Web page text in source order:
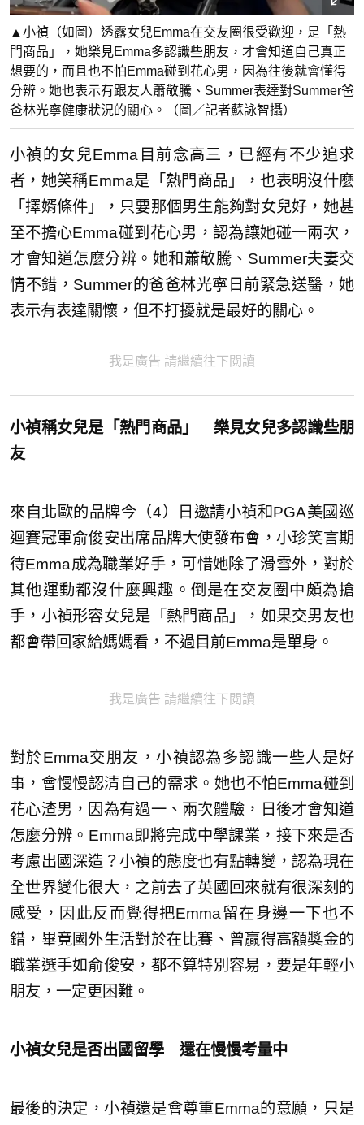
▲小禎（如圖）透露女兒Emma在交友圈很受歡迎，是「熱
門商品」，她樂見Emma多認識些朋友，才會知道自己真正
想要的，而且也不怕Emma碰到花心男，因為往後就會懂得
分辨。她也表示有跟友人蕭敬騰、Summer表達對Summer爸
爸林光寧健康狀況的關心。（圖／記者蘇詠智攝）
小禎的女兒Emma目前念高三，已經有不少追求
者，她笑稱Emma是「熱門商品」，也表明沒什麼
「擇婿條件」，只要那個男生能夠對女兒好，她甚
至不擔心Emma碰到花心男，認為讓她碰一兩次，
才會知道怎麼分辨。她和蕭敬騰、Summer夫妻交
情不錯，Summer的爸爸林光寧日前緊急送醫，她
表示有表達關懷，但不打擾就是最好的關心。
我是廣告 請繼續往下閱讀
小禎稱女兒是「熱門商品」 樂見女兒多認識些朋
友
來自北歐的品牌今（4）日邀請小禎和PGA美國巡
迴賽冠軍俞俊安出席品牌大使發布會，小珍笑言期
待Emma成為職業好手，可惜她除了滑雪外，對於
其他運動都沒什麼興趣。倒是在交友圈中頗為搶
手，小禎形容女兒是「熱門商品」，如果交男友也
都會帶回家給媽媽看，不過目前Emma是單身。
我是廣告 請繼續往下閱讀
對於Emma交朋友，小禎認為多認識一些人是好
事，會慢慢認清自己的需求。她也不怕Emma碰到
花心渣男，因為有過一、兩次體驗，日後才會知道
怎麼分辨。Emma即將完成中學課業，接下來是否
考慮出國深造？小禎的態度也有點轉變，認為現在
全世界變化很大，之前去了英國回來就有很深刻的
感受，因此反而覺得把Emma留在身邊一下也不
錯，畢竟國外生活對於在比賽、曾贏得高額獎金的
職業選手如俞俊安，都不算特別容易，要是年輕小
朋友，一定更困難。
小禎女兒是否出國留學 還在慢慢考量中
最後的決定，小禎還是會尊重Emma的意願，只是